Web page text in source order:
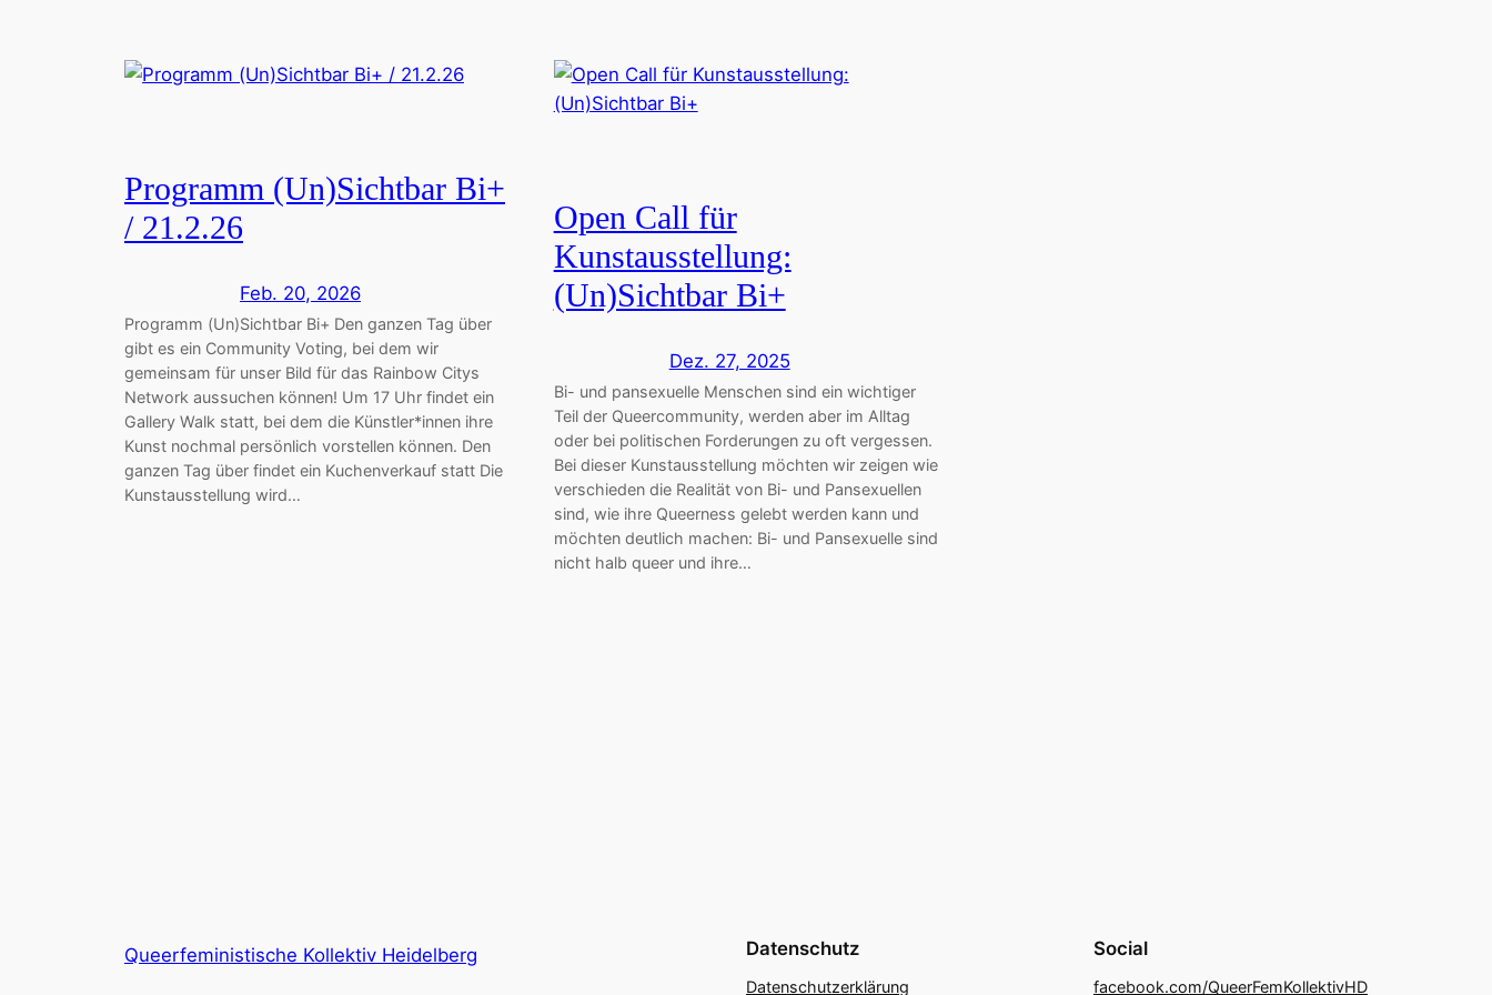
Programm (Un)Sichtbar Bi+
/ 21.2.26
Feb. 20, 2026
Programm (Un)Sichtbar Bi+ Den ganzen Tag über
gibt es ein Community Voting, bei dem wir
gemeinsam für unser Bild für das Rainbow Citys
Network aussuchen können! Um 17 Uhr findet ein
Gallery Walk statt, bei dem die Künstler*innen ihre
Kunst nochmal persönlich vorstellen können. Den
ganzen Tag über findet ein Kuchenverkauf statt Die
Kunstausstellung wird…
Open Call für
Kunstausstellung:
(Un)Sichtbar Bi+
Dez. 27, 2025
Bi- und pansexuelle Menschen sind ein wichtiger
Teil der Queercommunity, werden aber im Alltag
oder bei politischen Forderungen zu oft vergessen.
Bei dieser Kunstausstellung möchten wir zeigen wie
verschieden die Realität von Bi- und Pansexuellen
sind, wie ihre Queerness gelebt werden kann und
möchten deutlich machen: Bi- und Pansexuelle sind
nicht halb queer und ihre…
Queerfeministische Kollektiv Heidelberg Datenschutz
Datenschutzerklärung
Social
facebook.com/QueerFemKollektivHD